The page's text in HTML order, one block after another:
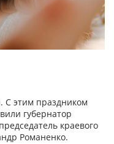
С этим праздником
губернатор
краевого
Романенко.